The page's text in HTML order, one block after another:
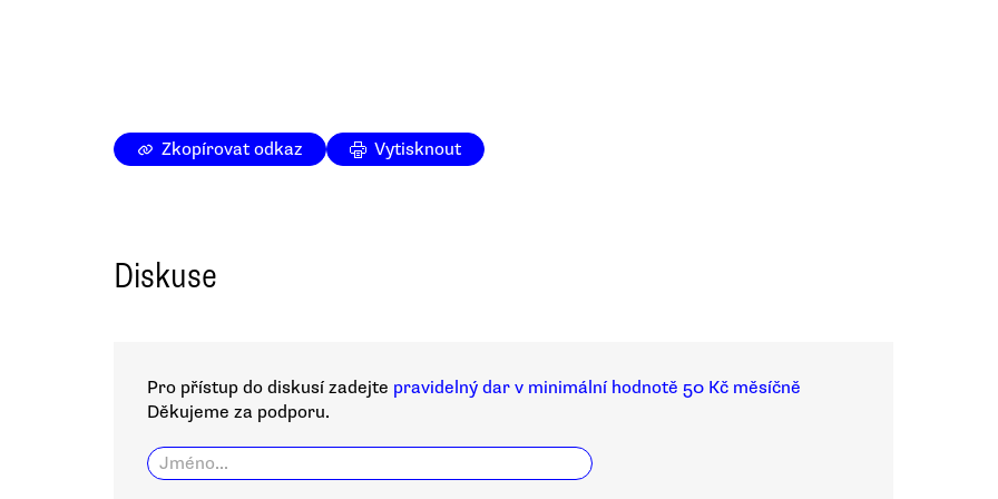
Zkopírovat odkaz Vytisknout
Diskuse
Pro přístup do diskusí zadejte pravidelný dar v minimální hodnotě 50 Kč měsíčně
Děkujeme za podporu.